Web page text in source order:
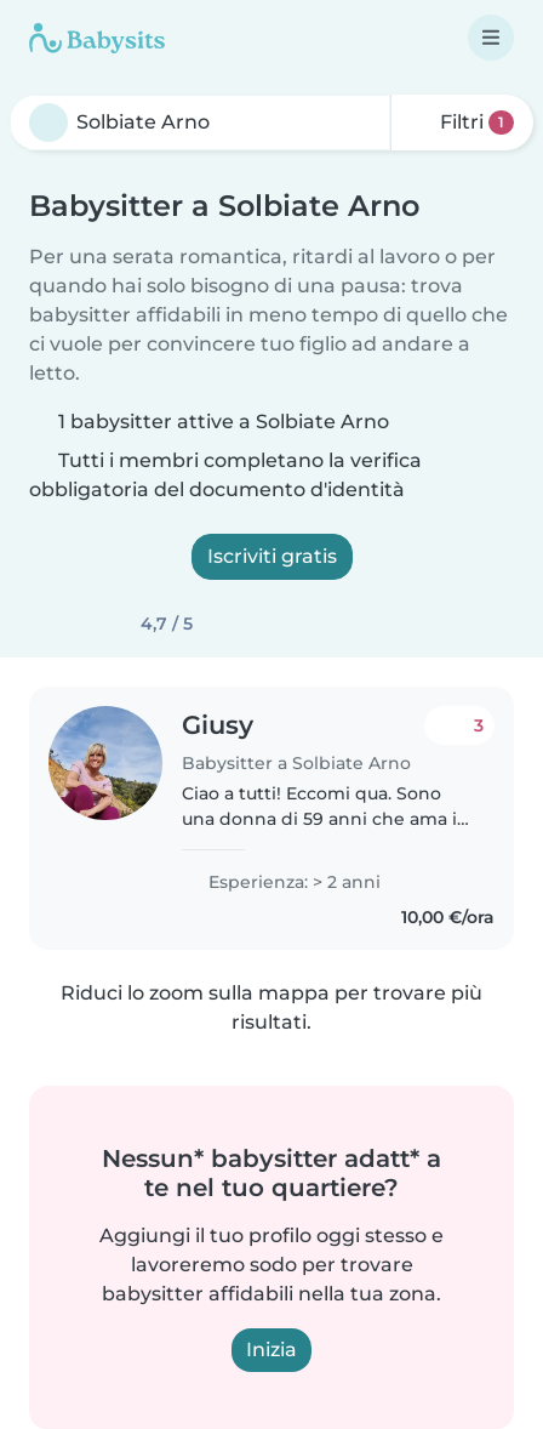
Filtri 1
Babysitter a Solbiate Arno
Per una serata romantica, ritardi al lavoro o per
quando hai solo bisogno di una pausa: trova
babysitter affidabili in meno tempo di quello che
ci vuole per convincere tuo figlio ad andare a
letto.
1 babysitter attive a Solbiate Arno
Tutti i membri completano la verifica
obbligatoria del documento d'identità
Iscriviti gratis
4,7 / 5
Giusy
Babysitter a Solbiate Arno
3
Ciao a tutti! Eccomi qua. Sono
una donna di 59 anni che ama i
ho figli ma ho sempre curato figli
di amici. Mi piace giocare con
Esperienza: > 2 anni
10,00 €/ora
Riduci lo zoom sulla mappa per trovare più
risultati.
Nessun* babysitter adatt* a
te nel tuo quartiere?
Aggiungi il tuo profilo oggi stesso e
lavoreremo sodo per trovare
babysitter affidabili nella tua zona.
Inizia